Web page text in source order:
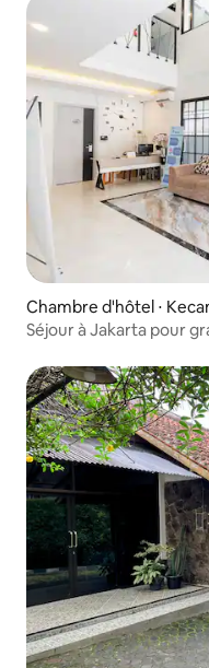
Chambre d'hôtel ⋅
ran
Séjour à Jakarta pour